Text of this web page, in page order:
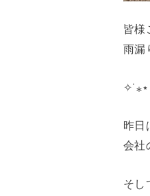
皆様
雨漏
✧˙⁎⋆
昨日
会社
そし